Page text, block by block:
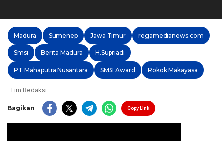
Madura Sumenep Jawa Timur regamedianews.com
Smsi Berita Madura H.Supriadi
PT Mahaputra Nusantara SMSI Award Rokok Makayasa
Tim Redaksi
Bagikan Copy Link